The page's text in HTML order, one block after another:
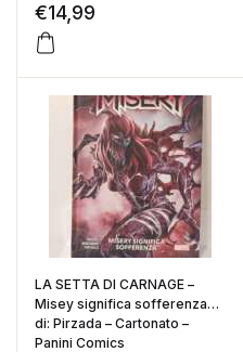
€14,99
LA SETTA DI CARNAGE –
Misey significa sofferenza
di: Pirzada – Cartonato –
Panini Comics